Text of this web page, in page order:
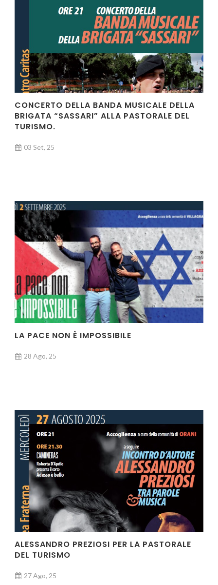
CONCERTO DELLA BANDA MUSICALE DELLA
BRIGATA “SASSARI” ALLA PASTORALE DEL
TURISMO.
03 Set, 25
LA PACE NON È IMPOSSIBILE
28 Ago, 25
ALESSANDRO PREZIOSI PER LA PASTORALE
DEL TURISMO
27 Ago, 25